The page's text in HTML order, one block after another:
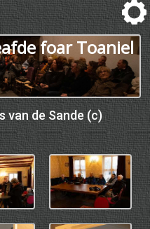
foar Toaniel
van de Sande (c)